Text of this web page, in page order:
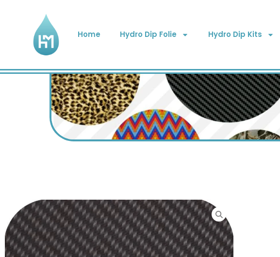
Home Hydro Dip Folie Hydro Dip Kits